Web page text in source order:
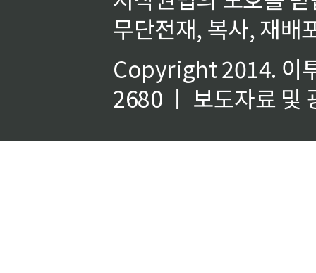
무단전재, 복사, 재배
Copyright 2014. 이
2680 ㅣ 보도자료